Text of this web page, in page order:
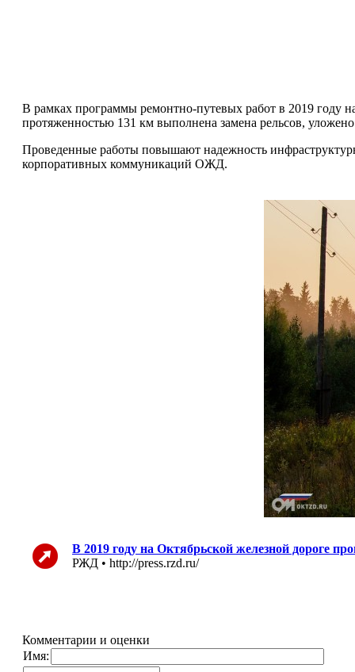
В рамках программы ремонтно-путевых работ в 2019 году
протяженностью 131 км выполнена замена рельсов,
Проведенные работы повышают надежность
корпоративных коммуникаций ОЖД.
В 2019 году на Октябрьской железной дороге
РЖД • http://press.rzd.ru/
Комментарии и оценки
Имя: